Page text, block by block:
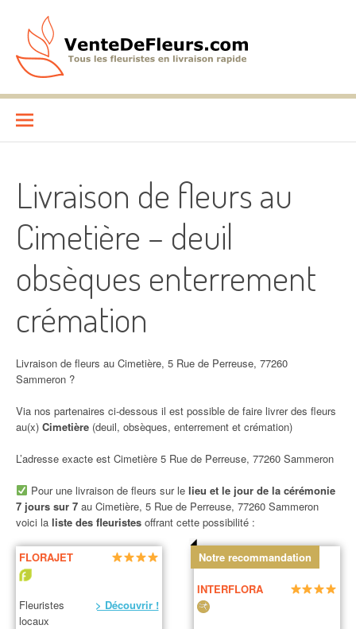
contenu
VenteDeFleurs.com
Livraison de fleurs au
Cimetière – deuil
obsèques enterrement
crémation
Livraison de fleurs au Cimetière, 5 Rue de Perreuse, 77260
Sammeron ?
Via nos partenaires ci-dessous il est possible de faire livrer des fleurs
au(x) Cimetière (deuil, obsèques, enterrement et crémation)
L’adresse exacte est Cimetière 5 Rue de Perreuse, 77260 Sammeron
Pour une livraison de fleurs sur le lieu et le jour de la cérémonie
7 jours sur 7 au Cimetière, 5 Rue de Perreuse, 77260 Sammeron
voici la liste des fleuristes offrant cette possibilité :
FLORAJET
Fleuristes
locaux
> Découvrir !
Notre recommandation
INTERFLORA